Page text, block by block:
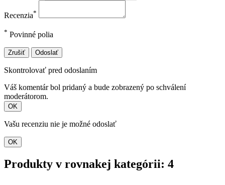
Recenzia*
* Povinné polia
Zrušiť Odoslať
Skontrolovať pred odoslaním
Váš komentár bol pridaný a bude zobrazený po schválení
moderátorom.
OK
Vašu recenziu nie je možné odoslať
OK
Produkty v rovnakej kategórii: 4